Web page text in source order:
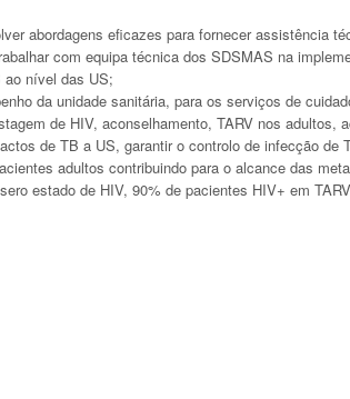
abordagens eficazes para fornecer assistência
com equipa técnica dos SDSMAS na
ao nível das US;
da unidade sanitária, para os serviços de
de HIV, aconselhamento, TARV nos adultos,
de TB a US, garantir o controlo de infecção de
adultos contribuindo para o alcance das
estado de HIV, 90% de pacientes HIV+ em